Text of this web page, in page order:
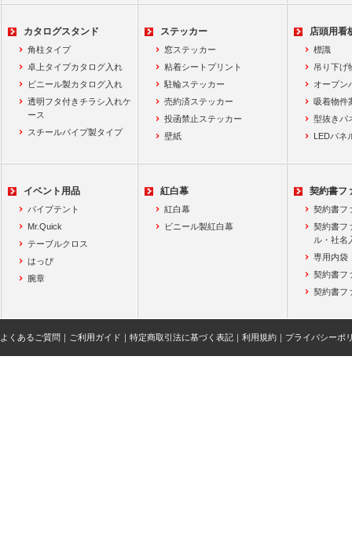
カタログスタンド
角柱タイプ
卓上タイプカタログ入れ
ビニール製カタログ入れ
透明フタ付きチラシ入れケ
ース
スチールパイプ製タイプ
ステッカー
窓ステッカー
粘着シートプリント
駐輪ステッカー
売約済ステッカー
投函禁止ステッカー
壁紙
店頭用看
標識
吊り下げ
オープン
吸着物件
型抜きパ
LEDパネ
イベント用品
パイプテント
Mr.Quick
テーブルクロス
はっぴ
腕章
紅白幕
紅白幕
ビニール製紅白幕
契約書フ
契約書フ
契約書フ
ル・社名
専用内袋
契約書フ
契約書フ
よくあるご質問 ご利用ガイド 特定商取引法に基づく表記 利用規約 プライバシーポ